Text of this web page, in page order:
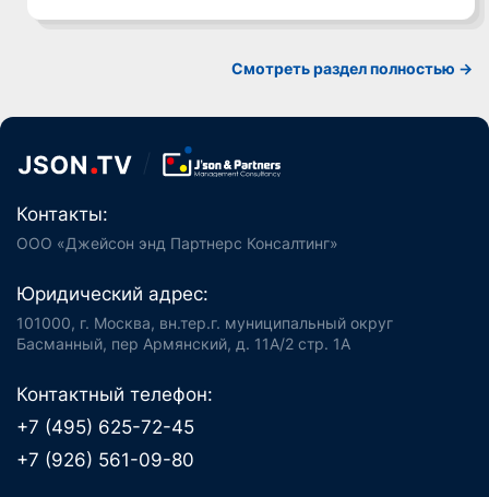
Смотреть раздел полностью ->
Контакты:
ООО «Джейсон энд Партнерс Консалтинг»
Юридический адрес:
101000, г. Москва, вн.тер.г. муниципальный округ
Басманный, пер Армянский, д. 11А/2 стр. 1А
Контактный телефон:
+7 (495) 625-72-45
+7 (926) 561-09-80